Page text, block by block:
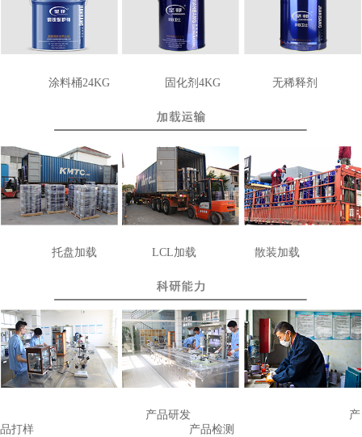
涂料桶24KG 固化剂4KG 无稀释剂
托盘加载 LCL加载 散装加载
产品研发
产
品打样
产品检测